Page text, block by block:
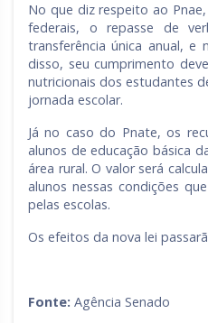
No que diz respeito ao
federais, o repasse de
transferência única anual, e
disso, seu cumprimento
nutricionais dos estudantes
jornada escolar.
Já no caso do Pnate, os
alunos de educação básica
área rural. O valor será
alunos nessas condições
pelas escolas.
Os efeitos da nova lei
Fonte: Agência Senado